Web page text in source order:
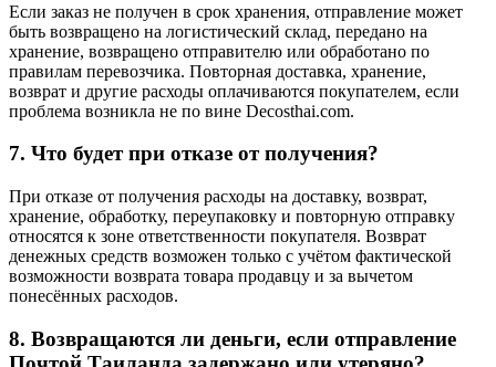
Если заказ не получен в срок хранения, отправление может
быть возвращено на логистический склад, передано на
хранение, возвращено отправителю или обработано по
правилам перевозчика. Повторная доставка, хранение,
возврат и другие расходы оплачиваются покупателем, если
проблема возникла не по вине Decosthai.com.
7. Что будет при отказе от получения?
При отказе от получения расходы на доставку, возврат,
хранение, обработку, переупаковку и повторную отправку
относятся к зоне ответственности покупателя. Возврат
денежных средств возможен только с учётом фактической
возможности возврата товара продавцу и за вычетом
понесённых расходов.
8. Возвращаются ли деньги, если отправление